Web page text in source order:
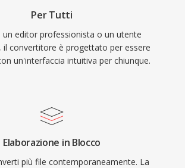
Per Tutti
un editor professionista o un utente
il convertitore è progettato per essere
un'interfaccia intuitiva per chiunque.
Elaborazione in Blocco
più file contemporaneamente. La